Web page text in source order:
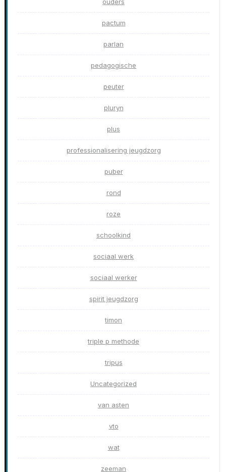
pactum
parlan
pedagogische
peuter
pluryn
plus
professionalisering jeugdzorg
puber
rond
roze
schoolkind
sociaal werk
sociaal werker
spirit jeugdzorg
timon
triple p methode
tripus
Uncategorized
van asten
vto
wat
zeeman